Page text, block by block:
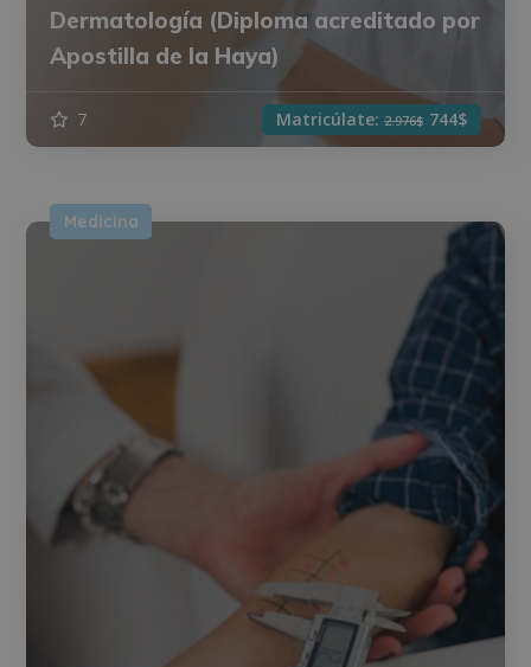
Dermatología (Diploma acreditado por
Apostilla de la Haya)
7 Matricúlate: 2.976$ 744$
Medicina